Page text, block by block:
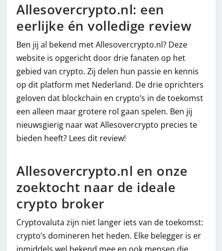
Allesovercrypto.nl: een
eerlijke én volledige review
Ben jij al bekend met Allesovercrypto.nl? Deze
website is opgericht door drie fanaten op het
gebied van crypto. Zij delen hun passie en kennis
op dit platform met Nederland. De drie oprichters
geloven dat blockchain en crypto’s in de toekomst
een alleen maar grotere rol gaan spelen. Ben jij
nieuwsgierig naar wat Allesovercrypto precies te
bieden heeft? Lees dit review!
Allesovercrypto.nl en onze
zoektocht naar de ideale
crypto broker
Cryptovaluta zijn niet langer iets van de toekomst:
crypto’s domineren het heden. Elke belegger is er